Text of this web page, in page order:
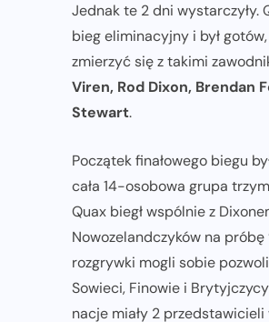
Jednak te 2 dni wystarczyły.
bieg eliminacyjny i był
zmierzyć się z takimi
Viren, Rod Dixon, Brendan
Stewart.
Początek finałowego biegu
cała 14-osobowa grupa
Quax biegł wspólnie z
Nowozelandczyków na próbę
rozgrywki mogli sobie
Sowieci, Finowie i
nacje miały 2 przedstawicieli